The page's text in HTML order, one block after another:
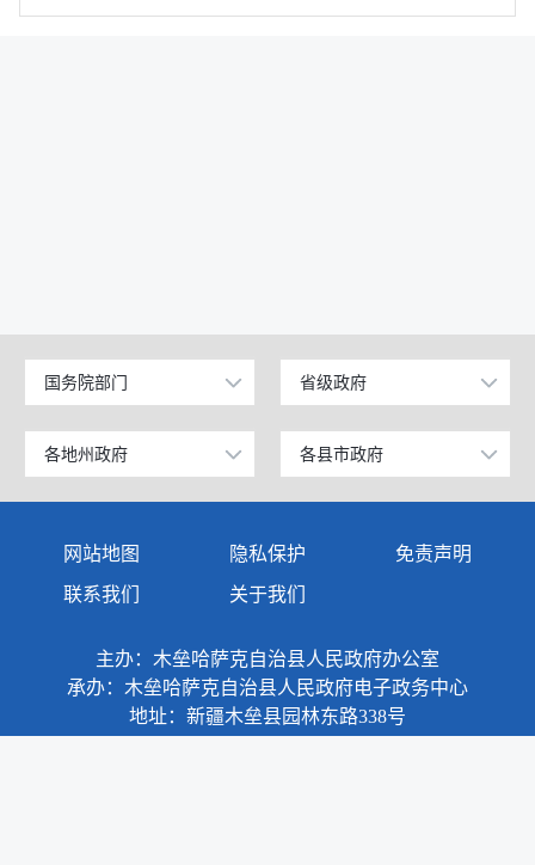
国务院部门
公安部
工业和信息化部
科学技术部
教育部
国家发展和改革委员会
国防部
省级政府
北京
上海
广东
天津
江苏
山东
浙江
各地州政府
乌鲁木齐市
博尔塔拉蒙古自治州
克拉玛依市
各县市政府
昌吉市
吉木萨尔县
奇台县
网站地图 隐私保护
免责声明
联系我们
关于我们
主办：木垒哈萨克自治县人民政府办公室
承办：木垒哈萨克自治县人民政府电子政务中心
地址：新疆木垒县园林东路338号